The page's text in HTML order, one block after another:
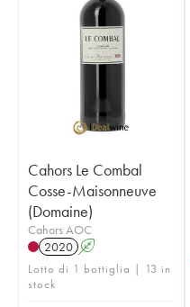
Cahors Le Combal
Cosse-Maisonneuve
(Domaine)
Cahors AOC
2020 A
Lotto di 1 bottiglia | 13 in
stock